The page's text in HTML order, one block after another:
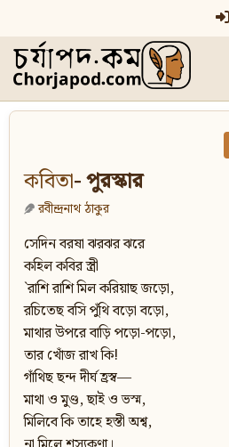
কবিতা- পুরস্কার
রবীন্দ্রনাথ ঠাকুর
সেদিন বরষা ঝরঝর ঝরে
কহিল কবির স্ত্রী
`রাশি রাশি মিল করিয়াছ জড়ো,
রচিতেছ বসি পুঁথি বড়ো বড়ো,
মাথার উপরে বাড়ি পড়ো-পড়ো,
তার খোঁজ রাখ কি!
গাঁথিছ ছন্দ দীর্ঘ হ্রস্ব—
মাথা ও মুণ্ড, ছাই ও ভস্ম,
মিলিবে কি তাহে হস্তী অশ্ব,